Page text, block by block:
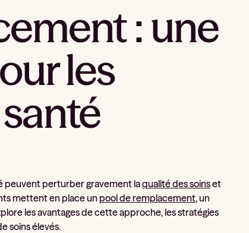
: une
les
peuvent perturber gravement laqualité des soinset
mettent en place un pool de remplacement, un
les avantages de cette approche, les stratégies
soins élevés.